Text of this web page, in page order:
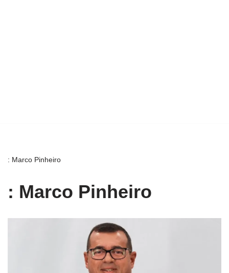
: Marco Pinheiro
: Marco Pinheiro